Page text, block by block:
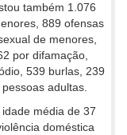
também 1.076
889 ofensas
de menores,
por difamação,
539 burlas, 239
adultas.
média de 37
doméstica